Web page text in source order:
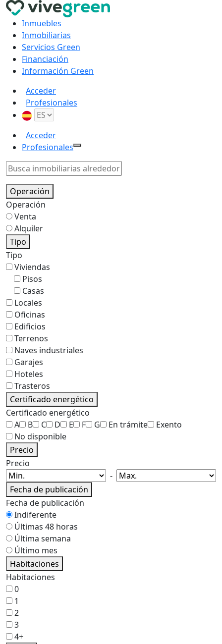
Inmuebles
Inmobiliarias
Servicios Green
Financiación
Información Green
Acceder
Profesionales
Acceder
Profesionales
Operación
Operación
Venta
Alquiler
Tipo
Tipo
Viviendas
Pisos
Casas
Locales
Oficinas
Edificios
Terrenos
Naves industriales
Garajes
Hoteles
Trasteros
Certificado energético
Certificado energético
A
B C D E F G En trámite
Exento
No disponible
Precio
Precio
-
Fecha de publicación
Fecha de publicación
Indiferente
Últimas 48 horas
Última semana
Último mes
Habitaciones
Habitaciones
0
1
2
3
4+